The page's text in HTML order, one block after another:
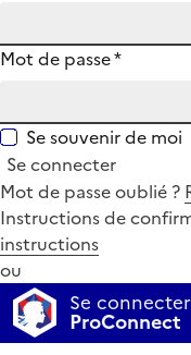
Mot de passe*
Se souvenir de moi
Se connecter
Mot de passe oublié ?
Instructions de
instructions
ou
Se
ProConnect